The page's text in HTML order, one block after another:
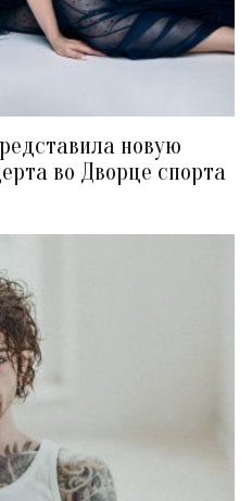
новую
во Дворце спорта